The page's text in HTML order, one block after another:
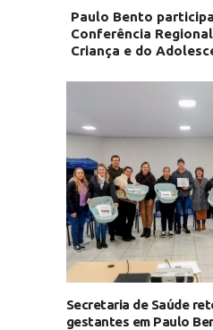
Paulo Bento
Conferência
Criança e do
Secretaria de Saúde
gestantes em Paulo